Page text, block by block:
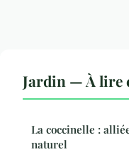
Jardin — À lire
La coccinelle :
naturel